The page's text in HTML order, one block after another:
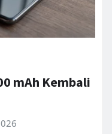
mAh Kembali